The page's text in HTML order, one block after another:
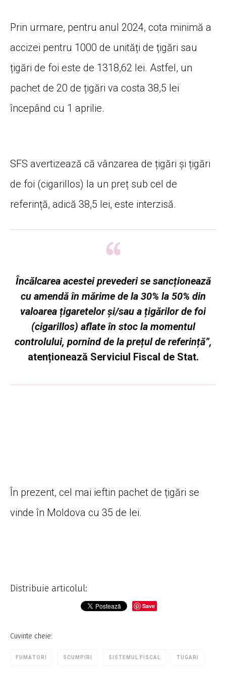
Prin urmare, pentru anul 2024, cota minimă a
accizei pentru 1000 de unități de țigări sau
țigări de foi este de 1318,62 lei. Astfel, un
pachet de 20 de țigări va costa 38,5 lei
începând cu 1 aprilie.
SFS avertizează că vânzarea de țigări și țigări
de foi (cigarillos) la un preț sub cel de
referință, adică 38,5 lei, este interzisă.
Încălcarea acestei prevederi se sancționează
cu amendă în mărime de la 30% la 50% din
valoarea țigaretelor şi/sau a țigărilor de foi
(cigarillos) aflate în stoc la momentul
controlului, pornind de la prețul de referință”,
atenționează Serviciul Fiscal de Stat.
În prezent, cel mai ieftin pachet de țigări se
vinde în Moldova cu 35 de lei.
Distribuie articolul:
Save
Cuvinte cheie:
FUMĂTORI SCUMPIRI SISTEMUL FISCAL TUGARI